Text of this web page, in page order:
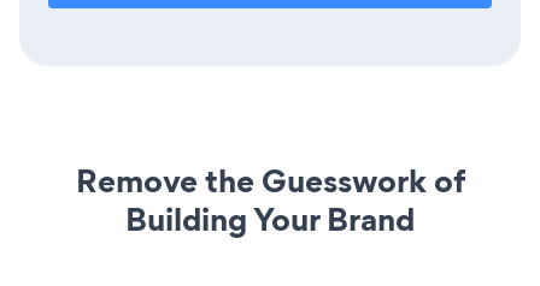
Remove the Guesswork of
Building Your Brand